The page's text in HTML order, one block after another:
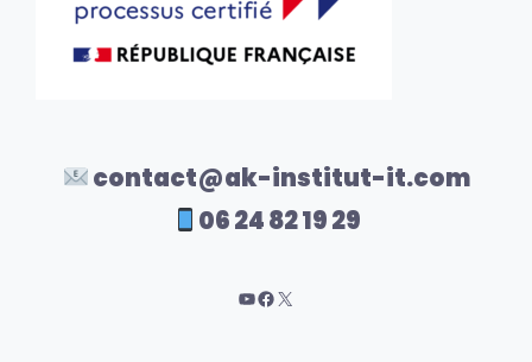
contact@ak-institut-it.com
06 24 82 19 29